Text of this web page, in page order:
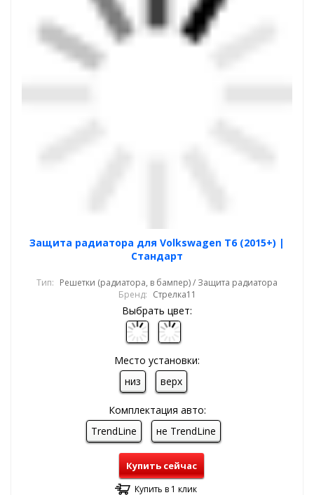
Защита радиатора для Volkswagen T6 (2015+) |
Стандарт
Тип: Решетки (радиатора, в бампер) / Защита радиатора
Бренд: Стрелка11
Выбрать цвет:
Место установки:
низ
верх
Комплектация авто:
TrendLine
не TrendLine
Купить сейчас
Купить в 1 клик